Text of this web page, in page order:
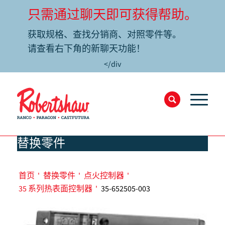
只需通过聊天即可获得帮助。
获取规格、查找分销商、对照零件等。
请查看右下角的新聊天功能！
</div
替换零件
首页 ' 替换零件 ' 点火控制器 '
35 系列热表面控制器 ' 35-652505-003